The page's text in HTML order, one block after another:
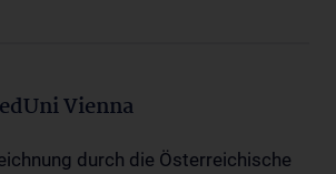
Vienna
durch die Österreichische